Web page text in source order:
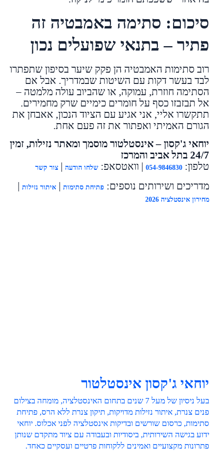
סיכום: סתימה באמבטיה זה
פתיר – בתנאי שפועלים נכון
רוב סתימות האמבטיה הן פקק שיער בסיפון שתפתרו
לבד בעשר דקות עם השיטות שבמדריך. אבל אם
הסתימה חוזרת, עמוקה, או שהביוב עולה מלמטה –
אל תבזבזו כסף על חומרים כימיים שרק מחמירים.
תתקשרו אליי, אני אגיע עם הציוד הנכון, אאבחן את
הגורם האמיתי ואפתור את זה פעם אחת.
יוחאי ג'קסון – אינסטלטור מוסמך ומאתר נזילות, זמין
24/7 בתל אביב והמרכז
טלפון: 054-9846830| וואטסאפ: שלחו הודעה| צור קשר
מדריכים ושירותים נוספים: פתיחת סתימות| איתור נזילות|
מחירון אינסטלציה 2026
יוחאי ג'קסון אינסטלטור
בעל ניסיון של מעל 7 שנים בתחום האינסטלציה, מומחה בצילום
פנים צנרת, איתור נזילות מדויקות, תיקון צנרת ללא הרס, פתיחת
סתימות, כרסום שורשים ובדיקות אינסטלציה לפני אכלוס. יוחאי
ידוע בגישה השירותית, ביסודיות ובעבודה עם ציוד מתקדם שנותן
פתרונות מקצועיים ואמינים ללקוחות פרטיים ועסקיים כאחד.